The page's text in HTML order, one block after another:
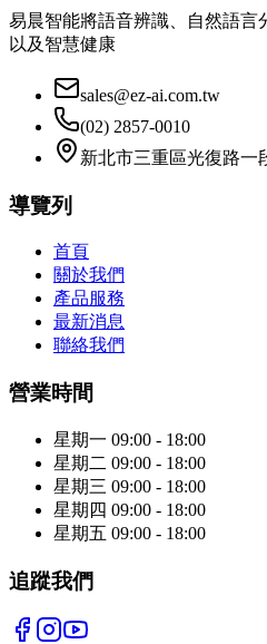
易晨智能將語音辨識、自然語言
以及智慧健康
sales@ez-ai.com.tw
(02) 2857-0010
新北市三重區光復路一
導覽列
首頁
關於我們
產品服務
最新消息
聯絡我們
營業時間
星期一 09:00 - 18:00
星期二 09:00 - 18:00
星期三 09:00 - 18:00
星期四 09:00 - 18:00
星期五 09:00 - 18:00
追蹤我們